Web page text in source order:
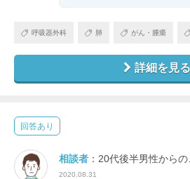
呼吸器外科 肺 がん・腫瘍
詳細を見る
回答あり
相談者 ：20代後半男性から
2020.08.31